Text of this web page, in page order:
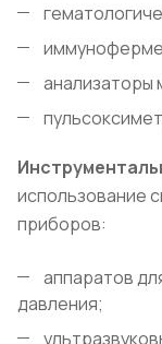
анализаторы
использование
приборов:
аппаратов
давления;